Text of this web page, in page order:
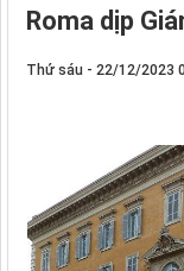
Roma dịp
Thứ sáu - 22/12/2023